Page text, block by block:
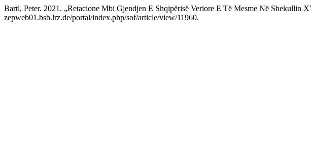
Bartl, Peter. 2021. „Retacione Mbi Gjendjen E Shqipërisë Veriore E Të Mesme Në Shekullin
zepweb01.bsb.lrz.de/portal/index.php/sof/article/view/11960.